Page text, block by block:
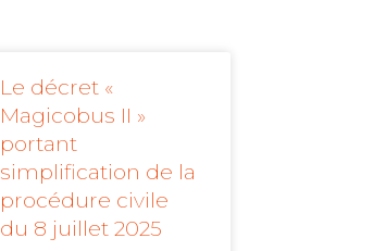
Le décret «
Magicobus II »
portant
simplification de la
procédure civile
du 8 juillet 2025